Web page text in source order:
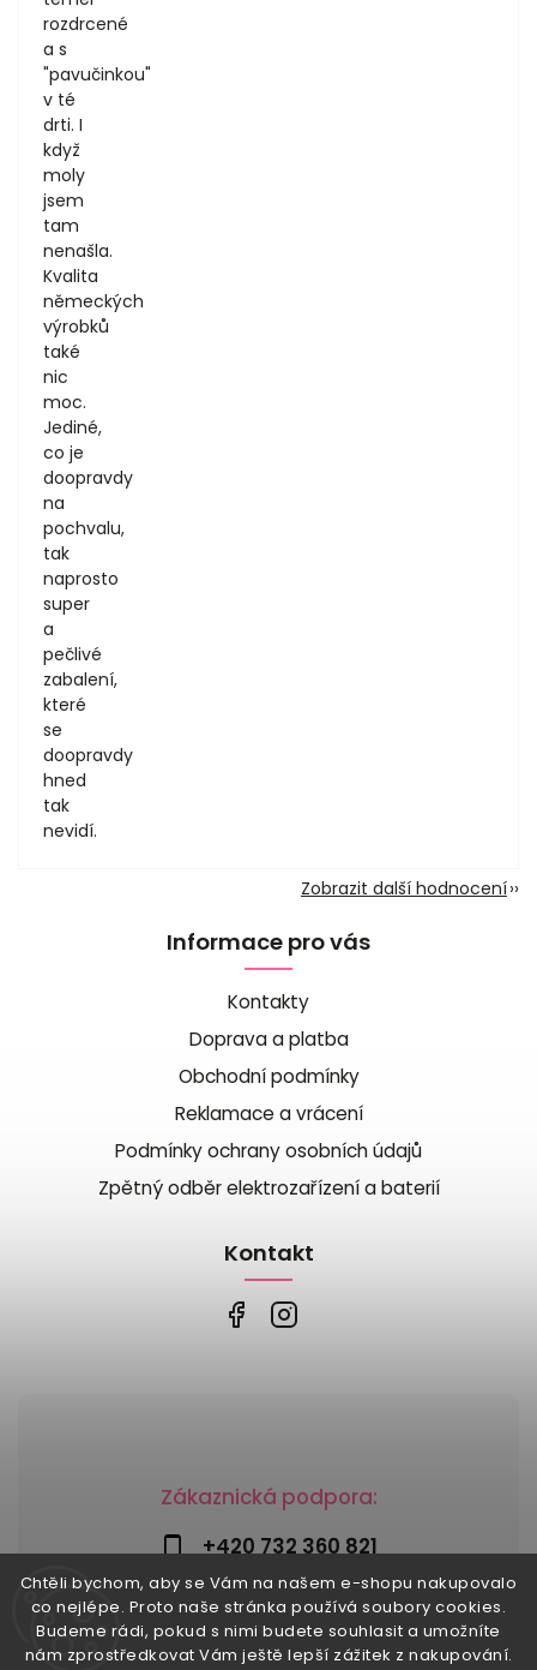
Chtěli bychom, aby se Vám na našem e-shopu nakupovalo
co nejlépe. Proto naše stránka používá soubory cookies.
Budeme rádi, pokud s nimi budete souhlasit a umožníte
nám zprostředkovat Vám ještě lepší zážitek z nakupování.
rozdrcené
a s
"pavučinkou"
v té
drti. I
když
moly
jsem
tam
nenašla.
Kvalita
německých
výrobků
také
nic
moc.
Jediné,
co je
doopravdy
na
pochvalu,
tak
naprosto
super
a
pečlivé
zabalení,
které
se
doopravdy
hned
tak
nevidí.
Zobrazit další hodnocení
Zákaznická podpora:
+420 732 360 821
info@risesnu.cz
Informace pro vás
Kontakty
Doprava a platba
Obchodní podmínky
Reklamace a vrácení
Podmínky ochrany osobních údajů
Zpětný odběr elektrozařízení a baterií
Kontakt